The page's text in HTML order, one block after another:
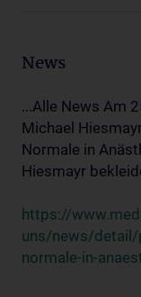
News
...Alle News Am
Michael
Normale in
Hiesmayr
https://
uns/news/detail/
normale-in-